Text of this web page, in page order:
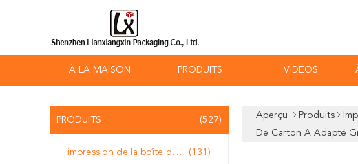
À LA MAISON PRODUITS VIDÉOS
PRODUITS (527)
impression de la boîte de empaquetage (131)
Aperçu Produits
De Carton A Adapté